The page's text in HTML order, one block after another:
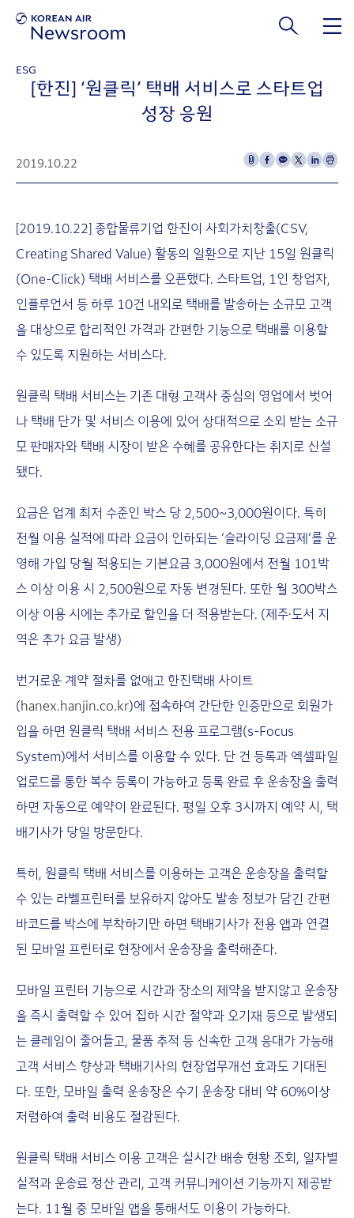
ESG
[한진] ‘원클릭’ 택배 서비스로 스타트업
성장 응원
2019.10.22
[2019.10.22] 종합물류기업 한진이 사회가치창출(CSV,
Creating Shared Value) 활동의 일환으로 지난 15일 원클릭
(One-Click) 택배 서비스를 오픈했다. 스타트업, 1인 창업자,
인플루언서 등 하루 10건 내외로 택배를 발송하는 소규모 고객
을 대상으로 합리적인 가격과 간편한 기능으로 택배를 이용할
수 있도록 지원하는 서비스다.
원클릭 택배 서비스는 기존 대형 고객사 중심의 영업에서 벗어
나 택배 단가 및 서비스 이용에 있어 상대적으로 소외 받는 소규
모 판매자와 택배 시장이 받은 수혜를 공유한다는 취지로 신설
됐다.
요금은 업계 최저 수준인 박스 당 2,500~3,000원이다. 특히
전월 이용 실적에 따라 요금이 인하되는 ‘슬라이딩 요금제’를 운
영해 가입 당월 적용되는 기본요금 3,000원에서 전월 101박
스 이상 이용 시 2,500원으로 자동 변경된다. 또한 월 300박스
이상 이용 시에는 추가로 할인을 더 적용받는다. (제주·도서 지
역은 추가 요금 발생)
번거로운 계약 절차를 없애고 한진택배 사이트
(hanex.hanjin.co.kr)에 접속하여 간단한 인증만으로 회원가
입을 하면 원클릭 택배 서비스 전용 프로그램(s-Focus
System)에서 서비스를 이용할 수 있다. 단 건 등록과 엑셀파일
업로드를 통한 복수 등록이 가능하고 등록 완료 후 운송장을 출력
하면 자동으로 예약이 완료된다. 평일 오후 3시까지 예약 시, 택
배기사가 당일 방문한다.
특히, 원클릭 택배 서비스를 이용하는 고객은 운송장을 출력할
수 있는 라벨프린터를 보유하지 않아도 발송 정보가 담긴 간편
바코드를 박스에 부착하기만 하면 택배기사가 전용 앱과 연결
된 모바일 프린터로 현장에서 운송장을 출력해준다.
모바일 프린터 기능으로 시간과 장소의 제약을 받지않고 운송장
을 즉시 출력할 수 있어 집하 시간 절약과 오기재 등으로 발생되
는 클레임이 줄어들고, 물품 추적 등 신속한 고객 응대가 가능해
고객 서비스 향상과 택배기사의 현장업무개선 효과도 기대된
다. 또한, 모바일 출력 운송장은 수기 운송장 대비 약 60%이상
저렴하여 출력 비용도 절감된다.
원클릭 택배 서비스 이용 고객은 실시간 배송 현황 조회, 일자별
실적과 운송료 정산 관리, 고객 커뮤니케이션 기능까지 제공받
는다. 11월 중 모바일 앱을 통해서도 이용이 가능하다.